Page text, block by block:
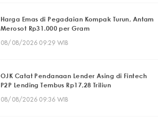
Harga Emas di Pegadaian Kompak Turun, Antam
Merosot Rp31.000 per Gram
08/08/2026 09:29 WIB
OJK Catat Pendanaan Lender Asing di Fintech
P2P Lending Tembus Rp17,28 Triliun
08/08/2026 09:36 WIB